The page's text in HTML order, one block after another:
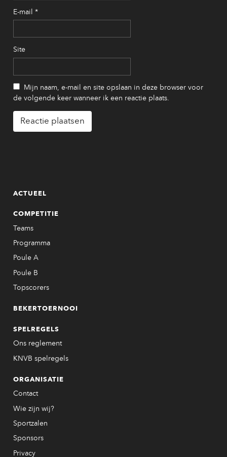
E-mail*
Site
Mijn naam, e-mail en site opslaan in deze browser voor
de volgende keer wanneer ik een reactie plaats.
ACTUEEL
COMPETITIE
Teams
Programma
Poule A
Poule B
Topscorers
BEKERTOERNOOI
SPELREGELS
Ons reglement
KNVB spelregels
ORGANISATIE
Contact
Wie zijn wij?
Sportzalen
Sponsors
Privacy